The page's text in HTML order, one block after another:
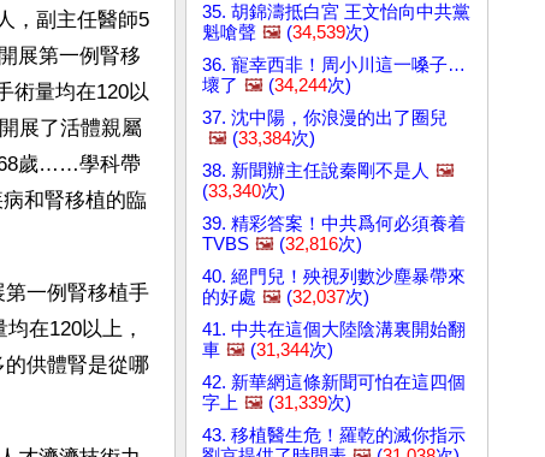
，副主任醫師5
展第一例腎移
術量均在120以
展了活體親屬
68歲……學科帶
和腎移植的臨
一例腎移植手
在120以上，
供體腎是從哪
35. 胡錦濤抵白宮 王文怡向中共黨
魁嗆聲 🖼️ (34,539次)
36. 寵幸西非！周小川這一嗓子…
壞了 🖼️ (34,244次)
37. 沈中陽，你浪漫的出了圈兒
🖼️ (33,384次)
38. 新聞辦主任說秦剛不是人 🖼️
(33,340次)
39. 精彩答案！中共爲何必須養着
TVBS 🖼️ (32,816次)
40. 絕門兒！殃視列數沙塵暴帶來
的好處 🖼️ (32,037次)
41. 中共在這個大陸陰溝裏開始翻
車 🖼️ (31,344次)
42. 新華網這條新聞可怕在這四個
字上 🖼️ (31,339次)
43. 移植醫生危！羅乾的滅你指示